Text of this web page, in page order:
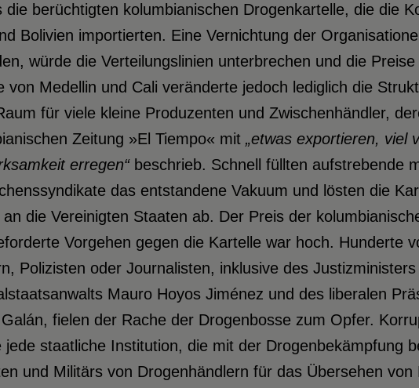
die berüchtigten kolumbianischen Drogenkartelle, die die
Bolivien importierten. Eine Vernichtung der
würde die Verteilungslinien unterbrechen und die
von Medellin und Cali veränderte jedoch lediglich die
für viele kleine Produzenten und Zwischenhändler,
Zeitung »El Tiempo« mit „etwas exportieren, viel
erregen“beschrieb. Schnell füllten aufstrebende
das entstandene Vakuum und lösten die
an die Vereinigten Staaten ab. Der Preis der
Vorgehen gegen die Kartelle war hoch. Hunderte
Polizisten oder Journalisten, inklusive des
Mauro Hoyos Jiménez und des liberalen
fielen der Rache der Drogenbosse zum Opfer.
jede staatliche Institution, die mit der Drogenbekämpfung
und Militärs von Drogenhändlern für das Übersehen